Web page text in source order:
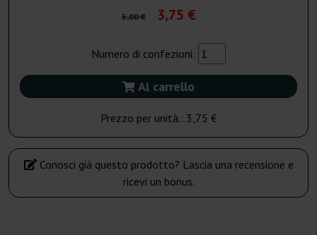
5,00 € 3,75 €
Numero di confezioni:
Al carrello
Prezzo per unità.: 3,75 €
Conosci già questo prodotto? Lascia una recensione e
ricevi un bonus.